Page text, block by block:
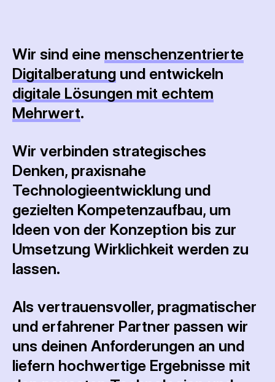
Wir sind eine menschenzentrierte
Digitalberatung und entwickeln
digitale Lösungen mit echtem
Mehrwert.
Wir verbinden strategisches
Denken, praxisnahe
Technologieentwicklung und
gezielten Kompetenzaufbau, um
Ideen von der Konzeption bis zur
Umsetzung Wirklichkeit werden zu
lassen.
Als vertrauensvoller, pragmatischer
und erfahrener Partner passen wir
uns deinen Anforderungen an und
liefern hochwertige Ergebnisse mit